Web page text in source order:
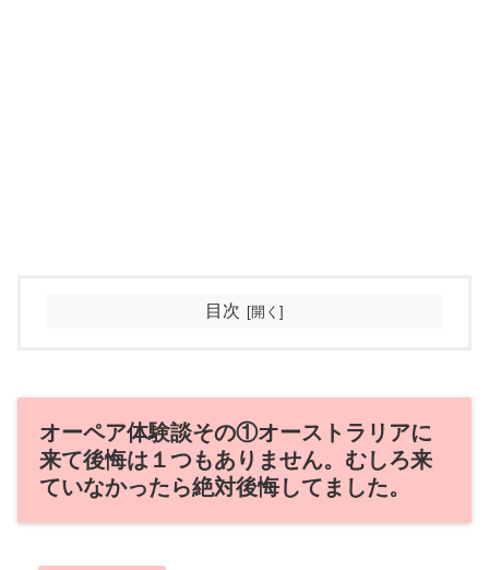
目次
オーペア体験談その①オーストラリアに
来て後悔は１つもありません。むしろ来
ていなかったら絶対後悔してました。